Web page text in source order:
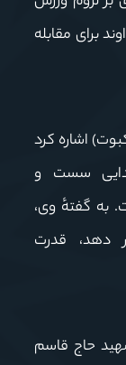
برای مقابله
اشاره کرد
سست و
به گفتهٔ وی،
دهد، قدرت
حاج قاسم